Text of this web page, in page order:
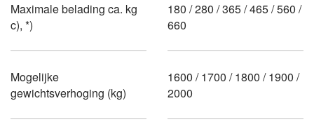
Maximale belading ca. kg
c), *)
180 / 280 / 365 / 465 / 560 /
660
Mogelijke
gewichtsverhoging (kg)
1600 / 1700 / 1800 / 1900 /
2000